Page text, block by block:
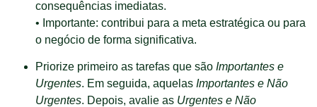
consequências imediatas.
• Importante: contribui para a meta estratégica ou para
o negócio de forma significativa.
Priorize primeiro as tarefas que são Importantes e
Urgentes. Em seguida, aquelas Importantes e Não
Urgentes. Depois, avalie as Urgentes e Não